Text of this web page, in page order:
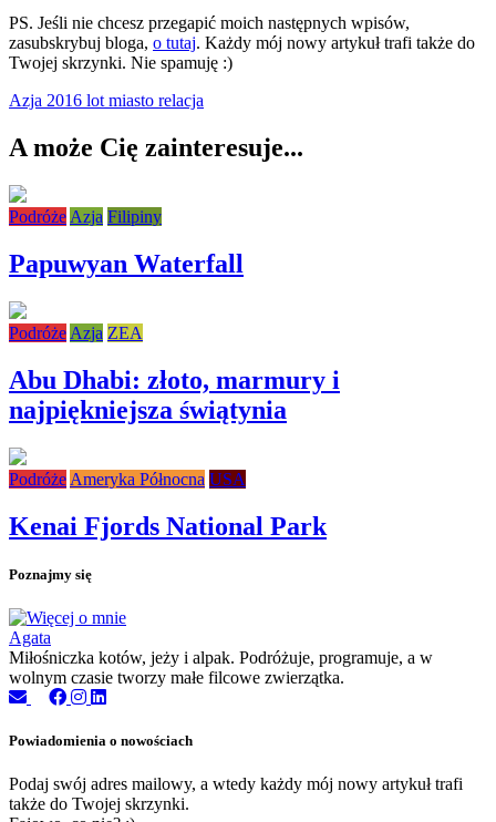
PS. Jeśli nie chcesz przegapić moich następnych wpisów,
zasubskrybuj bloga, o tutaj. Każdy mój nowy artykuł trafi także do
Twojej skrzynki. Nie spamuję :)
Azja 2016 lot miasto relacja
A może Cię zainteresuje...
Podróże Azja Filipiny
Papuwyan Waterfall
Podróże Azja ZEA
Abu Dhabi: złoto, marmury i
najpiękniejsza świątynia
Podróże Ameryka Północna USA
Kenai Fjords National Park
Poznajmy się
Agata
Miłośniczka kotów, jeży i alpak. Podróżuje, programuje, a w
wolnym czasie tworzy małe filcowe zwierzątka.
Powiadomienia o nowościach
Podaj swój adres mailowy, a wtedy każdy mój nowy artykuł trafi
także do Twojej skrzynki.